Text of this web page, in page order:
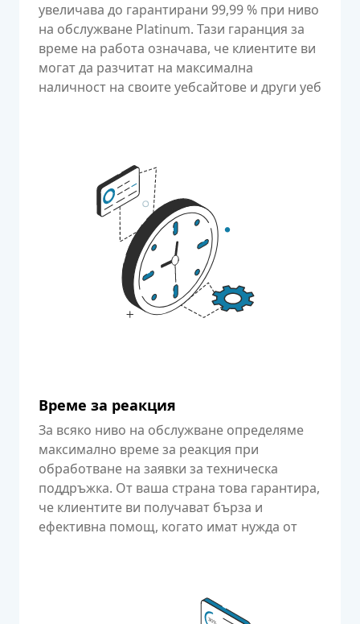
увеличава до гарантирани 99,99 % при ниво
на обслужване Platinum. Тази гаранция за
време на работа означава, че клиентите ви
могат да разчитат на максимална
наличност на своите уебсайтове и други уеб
Време за реакция
За всяко ниво на обслужване определяме
максимално време за реакция при
обработване на заявки за техническа
поддръжка. От ваша страна това гарантира,
че клиентите ви получават бърза и
ефективна помощ, когато имат нужда от